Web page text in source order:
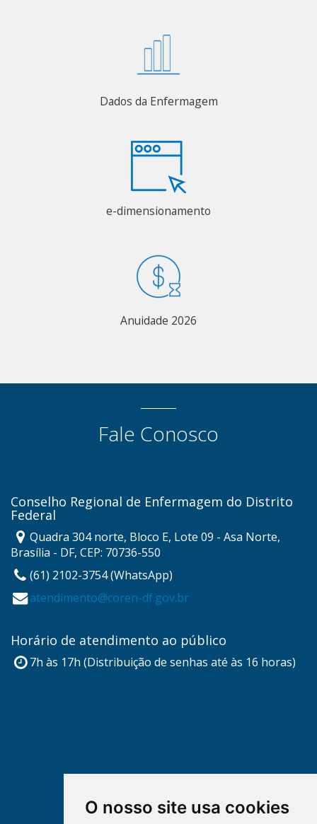
O nosso site usa cookies
Dados da Enfermagem
e-dimensionamento
Anuidade 2026
Fale Conosco
Conselho Regional de Enfermagem do Distrito
Federal
Quadra 304 norte, Bloco E, Lote 09 - Asa Norte,
Brasília - DF, CEP: 70736-550
(61) 2102-3754 (WhatsApp)
atendimento@coren-df.gov.br
Horário de atendimento ao público
7h às 17h (Distribuição de senhas até às 16 horas)